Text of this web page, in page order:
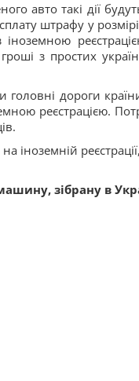
авто такі дії
штрафу у
з простих
головні дороги
реєстрацією.
зібрану в